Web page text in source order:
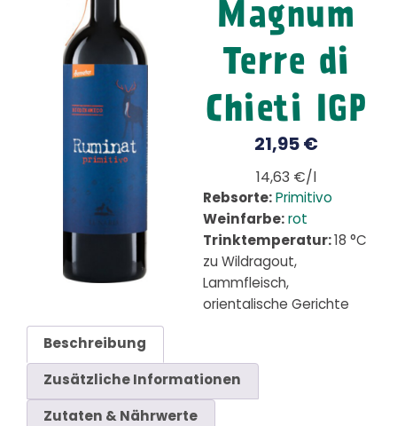
Magnum
Terre di
Chieti IGP
21,95 €
14,63 €/l
Rebsorte: Primitivo
Weinfarbe: rot
Trinktemperatur: 18 °C
zu Wildragout,
Lammfleisch,
orientalische Gerichte
Beschreibung
Zusätzliche Informationen
Zutaten & Nährwerte